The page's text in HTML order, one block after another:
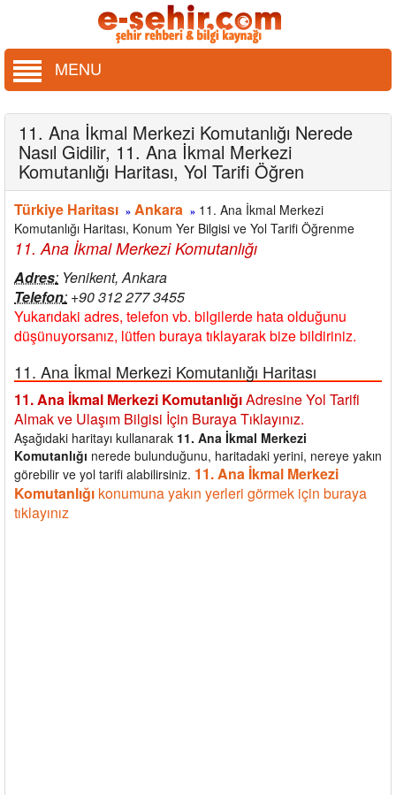
MENU
11. Ana İkmal Merkezi Komutanlığı Nerede
Nasıl Gidilir, 11. Ana İkmal Merkezi
Komutanlığı Haritası, Yol Tarifi Öğren
Türkiye Haritası » Ankara » 11. Ana İkmal Merkezi
Komutanlığı Haritası, Konum Yer Bilgisi ve Yol Tarifi Öğrenme
11. Ana İkmal Merkezi Komutanlığı
Adres: Yenikent, Ankara
Telefon: +90 312 277 3455
Yukarıdaki adres, telefon vb. bilgilerde hata olduğunu
düşünuyorsanız, lütfen buraya tıklayarak bize bildiriniz.
11. Ana İkmal Merkezi Komutanlığı Haritası
11. Ana İkmal Merkezi KomutanlığıAdresine Yol Tarifi
Almak ve Ulaşım Bilgisi İçin Buraya Tıklayınız.
Aşağıdaki haritayı kullanarak 11. Ana İkmal Merkezi
Komutanlığı nerede bulunduğunu, haritadaki yerini, nereye yakın
görebilir ve yol tarifi alabilirsiniz. 11. Ana İkmal Merkezi
Komutanlığı konumuna yakın yerleri görmek için buraya
tıklayınız